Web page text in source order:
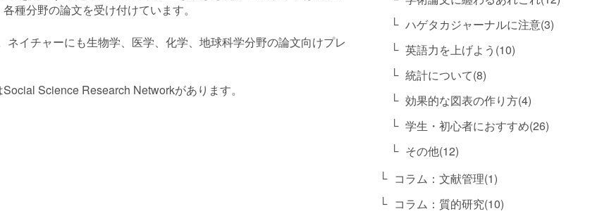
種分野の論文を受け付けています。
イチャーにも生物学、医学、化学、地球科学分野の論文向けプレ
Science Research Networkがあります。
ハゲタカジャーナルに注意(3)
英語力を上げよう(10)
統計について(8)
効果的な図表の作り方(4)
学生・初心者におすすめ(26)
その他(12)
コラム：文献管理(1)
コラム：質的研究(10)